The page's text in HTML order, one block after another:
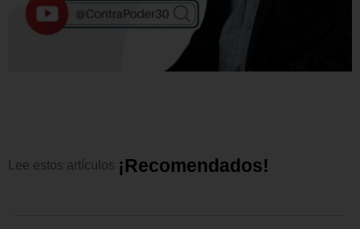
Lee estos artículos ¡Recomend ad os!